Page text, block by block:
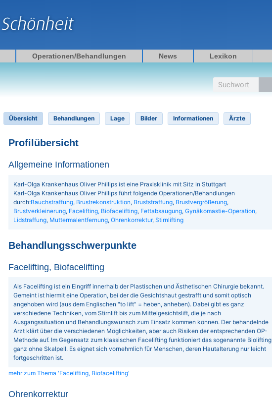
Operationen/Behandlungen News Lexikon
Suche
Übersicht Behandlungen Lage Bilder Informationen Ärzte
Profilübersicht
Allgemeine Informationen
Karl-Olga Krankenhaus Oliver Phillips ist eine Praxisklinik mit Sitz in Stuttgart
Karl-Olga Krankenhaus Oliver Phillips führt folgende Operationen/Behandlungen
durch:Bauchstraffung, Brustrekonstruktion, Bruststraffung, Brustvergrößerung,
Brustverkleinerung, Facelifting, Biofacelifting, Fettabsaugung, Gynäkomastie-Operation,
Lidstraffung, Muttermalentfernung, Ohrenkorrektur, Stirnlifting
Behandlungsschwerpunkte
Facelifting, Biofacelifting
Als Facelifting ist ein Eingriff innerhalb der Plastischen und Ästhetischen Chirurgie bekannt.
Gemeint ist hiermit eine Operation, bei der die Gesichtshaut gestrafft und somit optisch
angehoben wird (aus dem Englischen "to lift" = heben, anheben). Dabei gibt es ganz
verschiedene Techniken, vom Stirnlift bis zum Mittelgesichtslift, die je nach
Ausgangssituation und Behandlungswunsch zum Einsatz kommen können. Der behandelnde
Arzt klärt über die verschiedenen Möglichkeiten, aber auch Risiken der entsprechenden OP-
Methode auf. Im Gegensatz zum klassischen Facelifting funktioniert das sogenannte Biolifting
ganz ohne Skalpell. Es eignet sich vornehmlich für Menschen, deren Hautalterung nur leicht
fortgeschritten ist.
mehr zum Thema 'Facelifting, Biofacelifting'
Ohrenkorrektur